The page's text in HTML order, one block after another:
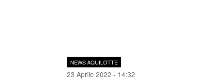
NEWS AQUILOTTE
23 Aprile 2022 - 14:32